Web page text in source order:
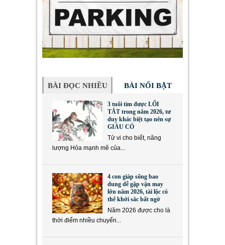
BÀI ĐỌC NHIỀU BÀI NỔI BẬT
3 tuổi tìm được LỐI
TẮT trong năm 2026, tư
duy khác biệt tạo nên sự
GIÀU CÓ
Tử vi cho biết, năng
lượng Hỏa mạnh mẽ của...
4 con giáp sống bao
dung dễ gặp vận may
lớn năm 2026, tài lộc có
thể khởi sắc bất ngờ
Năm 2026 được cho là
thời điểm nhiều chuyển...